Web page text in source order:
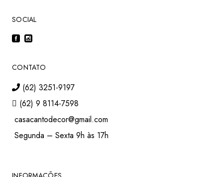
SOCIAL
CONTATO
(62) 3251-9197
(62) 9 8114-7598
casacantodecor@gmail.com
Segunda – Sexta 9h às 17h